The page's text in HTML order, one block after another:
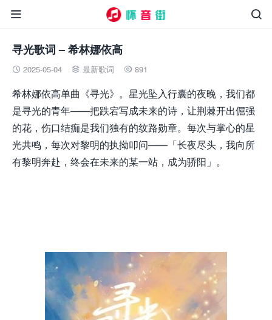


寻光歌词 – 希林娜依高
 2025-05-04  最新歌词  891
希林娜依高单曲《寻光》。星光坠入行囊的夜晚，我们都
是寻光的青年——把跌宕写成未来的诗，让荆棘开出倔强
的花，伤口结痂是我们独有的纹路勋章。每次与掌心的星
光共鸣，每次对黎明的执拗叩问——「长夜尽头，我向所
有黎明奔赴，终会在未来的某一站，成为骄阳」。